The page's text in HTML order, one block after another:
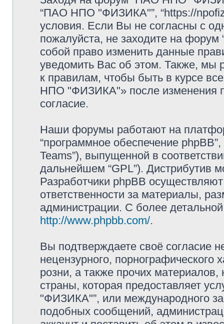
“ПАО НПО "ФИЗИКА"”, “https://
условия. Если Вы не согласны с
пожалуйста, не заходите на
собой право изменить данные
уведомить Вас об этом. Также, мы
к правилам, чтобы быть в курсе
НПО "ФИЗИКА"» после изменения
согласие.
Наши форумы работают на
“программное обеспечение
Teams”), выпущенной в
дальнейшем “GPL”). Дистрибутив
Разработчики phpBB
ответственности за материалы,
администрации. С более
http://www.phpbb.com/.
Вы подтверждаете своё согласие
нецензурного, порнографического
розни, а также прочих
страны, которая предоставляет
"ФИЗИКА"”, или международного
подобных сообщений,